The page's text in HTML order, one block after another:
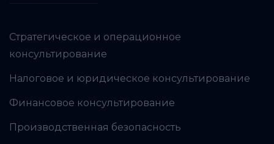
Стратегическое и операционное
консультирование
Налоговое и юридическое консультирование
Финансовое консультирование
Производственная безопасность